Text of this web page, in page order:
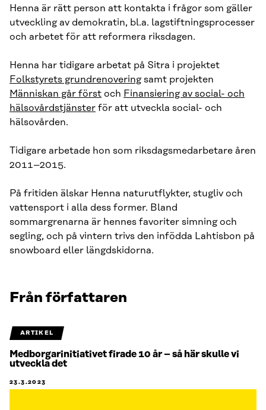
Henna är rätt person att kontakta i frågor som gäller
utveckling av demokratin, bl.a. lagstiftningsprocesser
och arbetet för att reformera riksdagen.
Henna har tidigare arbetat på Sitra i projektet
Folkstyrets grundrenoveringsamt projekten
Människan går först och Finansiering av social- och
hälsovårdstjänster för att utveckla social- och
hälsovården.
Tidigare arbetade hon som riksdagsmedarbetare åren
2011–2015.
På fritiden älskar Henna naturutflykter, stugliv och
vattensport i alla dess former. Bland
sommargrenarna är hennes favoriter simning och
segling, och på vintern trivs den infödda Lahtisbon på
snowboard eller längdskidorna.
Från författaren
ARTIKEL
Medborgarinitiativet firade 10 år – så här skulle vi
utveckla det
23.3.2023